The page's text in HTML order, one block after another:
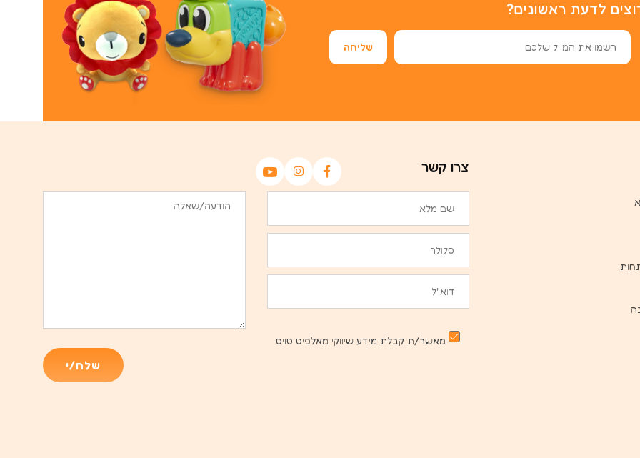
לדעת ראשונים?
צרו קשר
מאשר/ת קבלת מידע שיווקי מאלפיט טויס